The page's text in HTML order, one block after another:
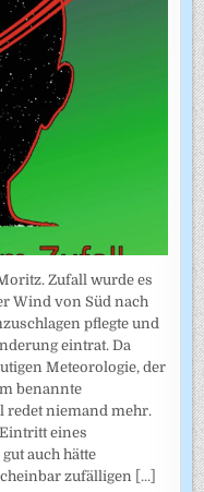
Zufall wurde es
Wind von Süd nach
pflegte und
eintrat. Da
Meteorologie, der
benannte
redet niemand mehr.
eines
auch hätte
zufälligen [...]